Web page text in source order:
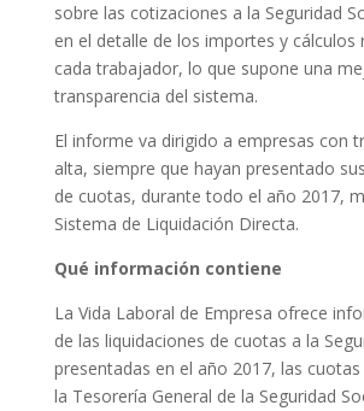
sobre las cotizaciones a la Seguridad
en el detalle de los importes y cálculos
cada trabajador, lo que supone una
transparencia del sistema.
El informe va dirigido a empresas con
alta, siempre que hayan presentado
de cuotas, durante todo el año 2017,
Sistema de Liquidación Directa.
Qué información contiene
La Vida Laboral de Empresa ofrece
de las liquidaciones de cuotas a la
presentadas en el año 2017, las
la Tesorería General de la Seguridad